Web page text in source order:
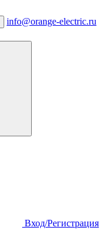
info@orange-electric.ru
Вход/Регистрация